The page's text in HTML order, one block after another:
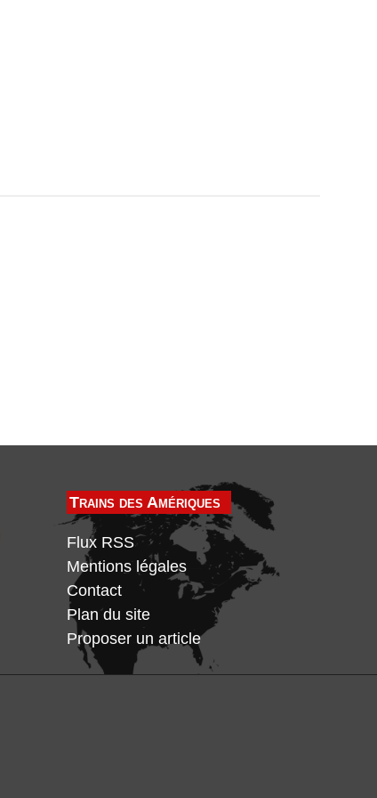
Trains des Amériques
Flux RSS
Mentions légales
Contact
Plan du site
Proposer un article